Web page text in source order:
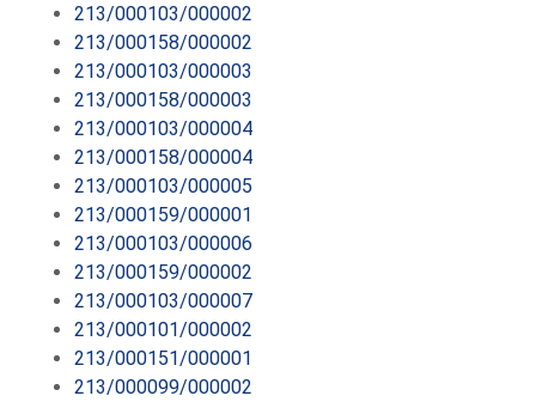
213/000103/000002
213/000158/000002
213/000103/000003
213/000158/000003
213/000103/000004
213/000158/000004
213/000103/000005
213/000159/000001
213/000103/000006
213/000159/000002
213/000103/000007
213/000101/000002
213/000151/000001
213/000099/000002